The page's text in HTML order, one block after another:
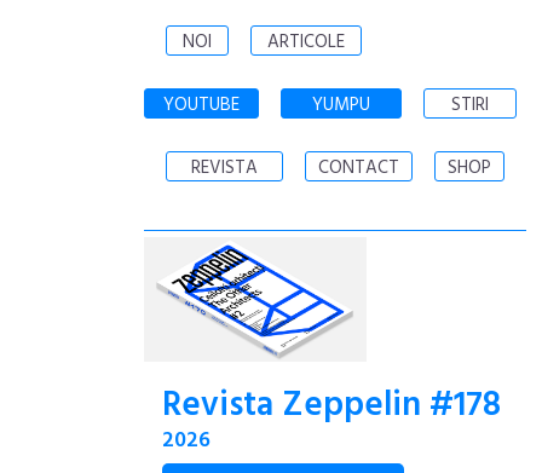
NOI ARTICOLE
YOUTUBE YUMPU STIRI
REVISTA CONTACT SHOP
Revista Zeppelin #178
2026